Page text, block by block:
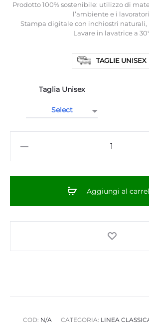
Prodotto 100% sostenibile: utilizzo di
l’ambiente e i
Stampa digitale con inchiostri
Lavare in lavatrice a
TAGLIE UNISEX
Taglia Unisex
-
Aggiungi al
COD: N/A CATEGORIA: LINEA